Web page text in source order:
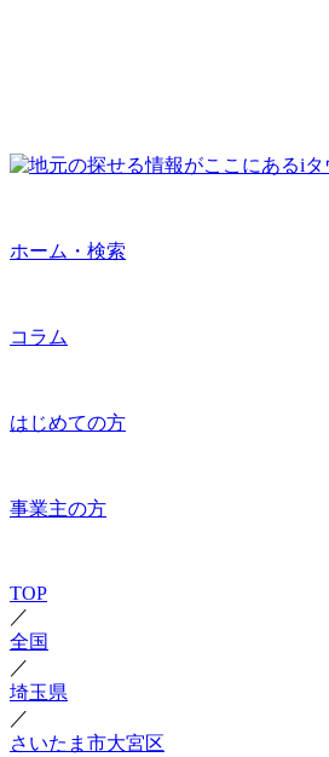
ホーム・検索
コラム
はじめての方
事業主の方
TOP
／
全国
／
埼玉県
／
さいたま市大宮区